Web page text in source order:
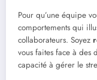
Pour qu’une équipe
comportements qui
collaborateurs. Soyez
vous faites face à des
capacité à gérer le